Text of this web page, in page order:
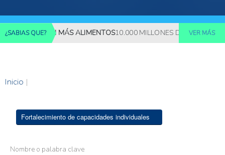
¿SABIAS QUE?MÁS ALIMENTOS10.000 MILLONES DE PERSONAS
VER MÁS
Inicio |
Fortalecimiento de capacidades individuales
Nombre o palabra clave